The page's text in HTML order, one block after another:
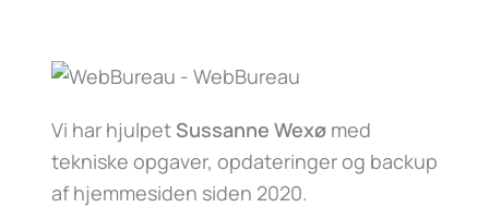
Vi har hjulpet Sussanne Wexø med
tekniske opgaver, opdateringer og backup
af hjemmesiden siden 2020.